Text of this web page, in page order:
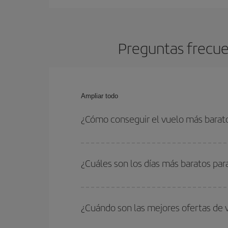
Preguntas
Ampliar todo
¿Cómo conseguir el vuelo más
fechas y horarios de ida y vuelta.
¿Cuáles son los días más baratos
quieres ir y en qué fechas habías pensado
para que puedas encontrar la mejor oferta.
¿Cuándo son las mejores ofertas de